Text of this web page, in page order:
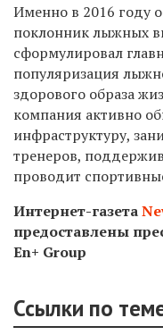
Именно в 2016 году
поклонник лыжных
сформулировал
популяризация
здорового образа
компания активно
инфраструктуру,
тренеров,
проводит
Интернет-газета
предоставлены
En+ Group
Ссылки по